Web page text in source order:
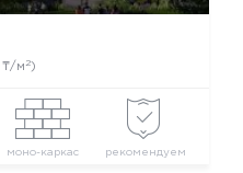
₸/м 2)
моно-каркас рекомендуем